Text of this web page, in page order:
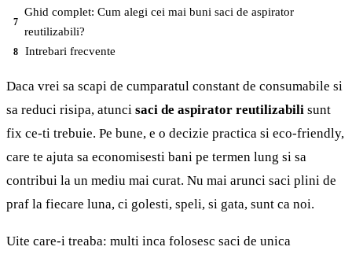
7
Ghid complet: Cum alegi cei mai buni saci de aspirator
reutilizabili?
8 Intrebari frecvente
Daca vrei sa scapi de cumparatul constant de consumabile si
sa reduci risipa, atunci saci de aspirator reutilizabili sunt
fix ce-ti trebuie. Pe bune, e o decizie practica si eco-friendly,
care te ajuta sa economisesti bani pe termen lung si sa
contribui la un mediu mai curat. Nu mai arunci saci plini de
praf la fiecare luna, ci golesti, speli, si gata, sunt ca noi.
Uite care-i treaba: multi inca folosesc saci de unica